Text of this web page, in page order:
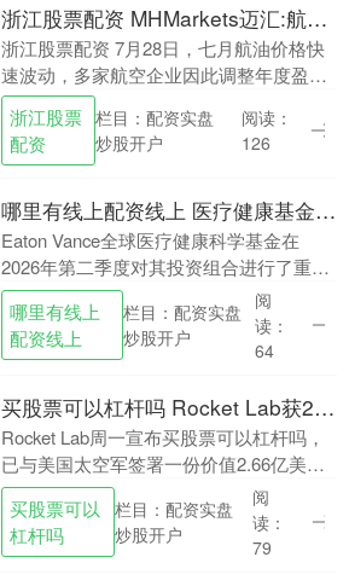
浙江股票配资 MHMarkets迈汇:航油波动重塑航空盈利预期
浙江股票配资 7月28日，七月航油价格快
速波动，多家航空企业因此调整年度盈利
展望。燃料通常是航空公司的主要可变成
本，现货价格上涨会压缩利润空间，并提
高航线和运力....
浙江股票
配资
栏目：配资实盘
炒股开户
阅读：
126
哪里有线上配资线上 医疗健康基金Eaton Vance二季度大幅减持Zoetis，持仓占比下降45.48%
Eaton Vance全球医疗健康科学基金在
2026年第二季度对其投资组合进行了重大
调整哪里有线上配资线上，最引人注目的
是将Zoetis Inc的持仓削减了45....
哪里有线上
配资线上
栏目：配资实盘
炒股开户
阅
读：
64
买股票可以杠杆吗 Rocket Lab获2.66亿美元太空军合同，股价上涨3.4%
Rocket Lab周一宣布买股票可以杠杆吗，
已与美国太空军签署一份价值2.66亿美元
的多发射合同，这是该公司迄今为止获得
的最大单笔发射合同。受此消息提振，公
司....
买股票可以
杠杆吗
栏目：配资实盘
炒股开户
阅
读：
79